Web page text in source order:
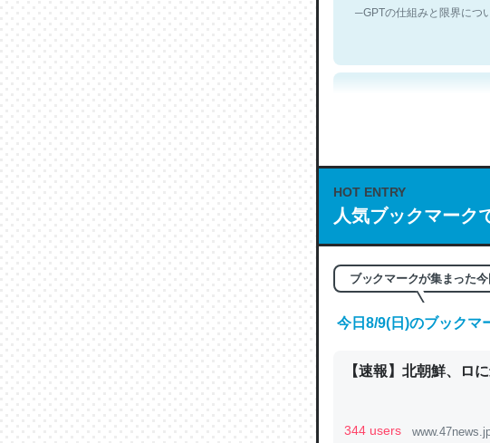
これは良記事。32768
の伏線」は回収されな
やすく強くなりそう
HOT ENTRY
人気ブックマーク
ブックマークが集まった
今日8/9(日)のブックマ
【速報】北朝鮮、ロ
344 users